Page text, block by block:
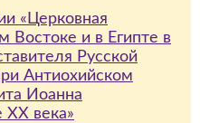
«Церковная
Востоке и в Египте в
Русской
Антиохийском
Иоанна
ХХ века»